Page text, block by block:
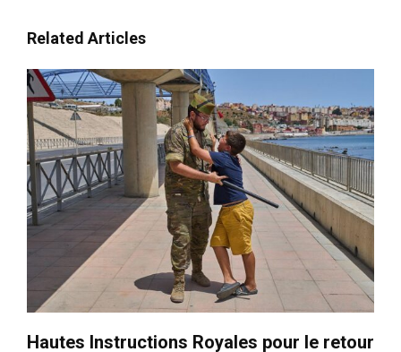
Related Articles
Hautes Instructions Royales pour le retour